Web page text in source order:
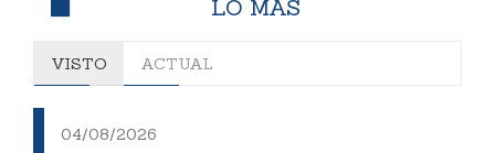
LO MÁS
VISTO ACTUAL
04/08/2026